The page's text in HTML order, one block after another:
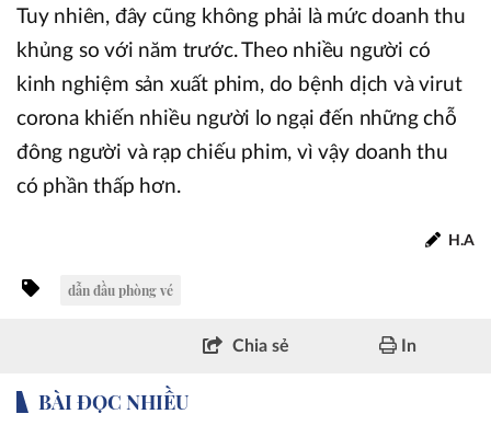
Tuy nhiên, đây cũng không phải là mức doanh thu
khủng so với năm trước. Theo nhiều người có
kinh nghiệm sản xuất phim, do bệnh dịch và virut
corona khiến nhiều người lo ngại đến những chỗ
đông người và rạp chiếu phim, vì vậy doanh thu
có phần thấp hơn.
H.A
dẫn đầu phòng vé
Chia sẻ In
BÀI ĐỌC NHIỀU